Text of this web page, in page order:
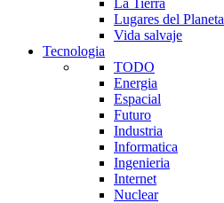
Lugares del Planeta
Vida salvaje
Tecnologia
TODO
Energia
Espacial
Futuro
Industria
Informatica
Ingenieria
Internet
Nuclear